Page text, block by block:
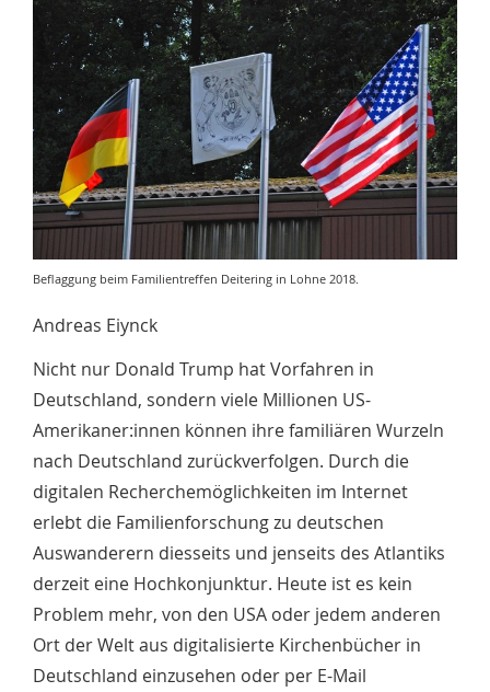
Beflaggung beim Familientreffen Deitering in Lohne 2018.
Andreas Eiynck
Nicht nur Donald Trump hat Vorfahren in
Deutschland, sondern viele Millionen US-
Amerikaner:innen können ihre familiären Wurzeln
nach Deutschland zurückverfolgen. Durch die
digitalen Recherchemöglichkeiten im Internet
erlebt die Familienforschung zu deutschen
Auswanderern diesseits und jenseits des Atlantiks
derzeit eine Hochkonjunktur. Heute ist es kein
Problem mehr, von den USA oder jedem anderen
Ort der Welt aus digitalisierte Kirchenbücher in
Deutschland einzusehen oder per E-Mail